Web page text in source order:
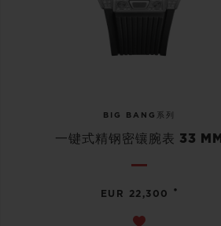
BIG BANG系列
一键式精钢密镶腕表 33 MM
EUR 22,300 •